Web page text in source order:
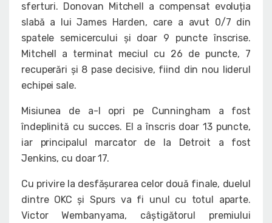
sferturi. Donovan Mitchell a compensat evoluția
slabă a lui James Harden, care a avut 0/7 din
spatele semicercului și doar 9 puncte înscrise.
Mitchell a terminat meciul cu 26 de puncte, 7
recuperări și 8 pase decisive, fiind din nou liderul
echipei sale.
Misiunea de a-l opri pe Cunningham a fost
îndeplinită cu succes. El a înscris doar 13 puncte,
iar principalul marcator de la Detroit a fost
Jenkins, cu doar 17.
Cu privire la desfășurarea celor două finale, duelul
dintre OKC și Spurs va fi unul cu totul aparte.
Victor Wembanyama, câștigătorul premiului